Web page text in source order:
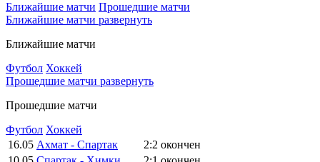
Ближайшие матчи Прошедшие матчи
Ближайшие матчи развернуть
Ближайшие матчи
Футбол Хоккей
Прошедшие матчи развернуть
Прошедшие матчи
Футбол Хоккей
16.05 Ахмат - Спартак 2:2 окончен